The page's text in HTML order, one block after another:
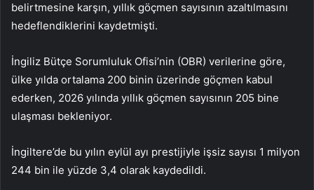
belirtmesine karşın, yıllık göçmen sayısının azaltılmasını
hedeflendiklerini kaydetmişti.
İngiliz Bütçe Sorumluluk Ofisi’nin (OBR) verilerine göre,
ülke yılda ortalama 200 binin üzerinde göçmen kabul
ederken, 2026 yılında yıllık göçmen sayısının 205 bine
ulaşması bekleniyor.
İngiltere’de bu yılın eylül ayı prestijiyle işsiz sayısı 1 milyon
244 bin ile yüzde 3,4 olarak kaydedildi.